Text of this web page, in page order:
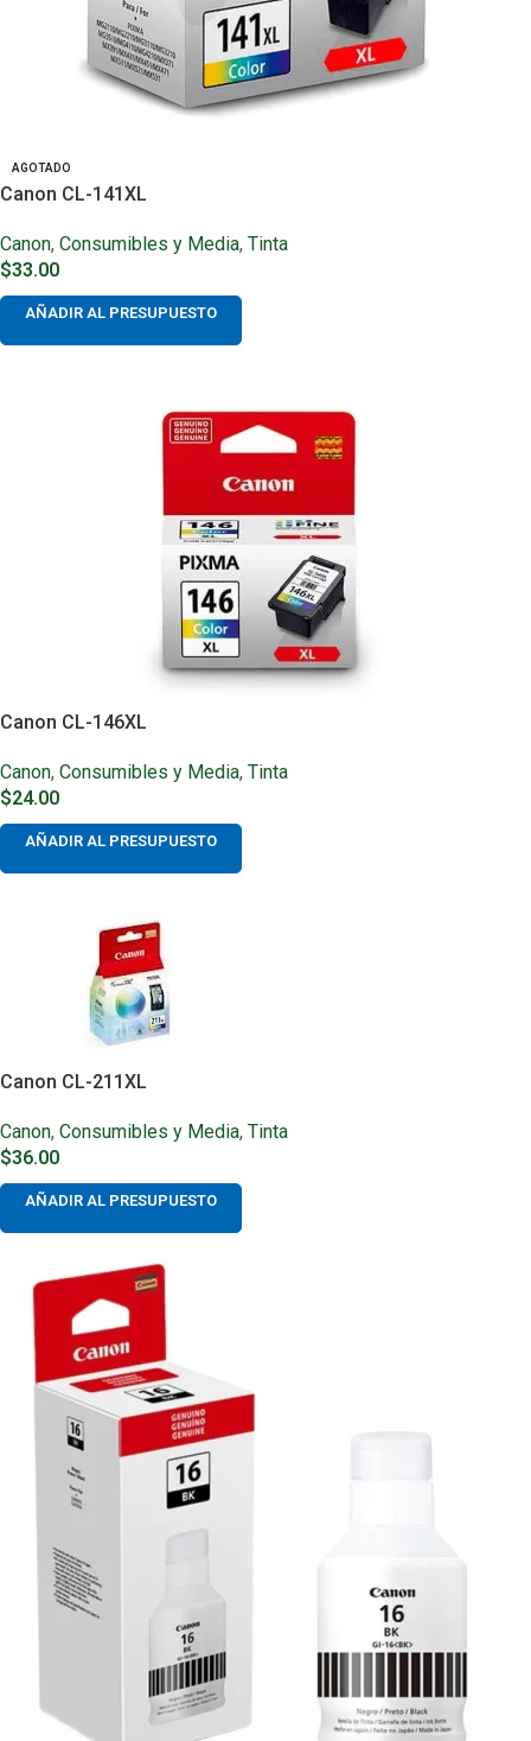
AGOTADO
Canon CL-141XL
Canon, Consumibles y Media, Tinta
$33.00
AÑADIR AL PRESUPUESTO
Canon CL-146XL
Canon, Consumibles y Media, Tinta
$24.00
AÑADIR AL PRESUPUESTO
Canon CL-211XL
Canon, Consumibles y Media, Tinta
$36.00
AÑADIR AL PRESUPUESTO